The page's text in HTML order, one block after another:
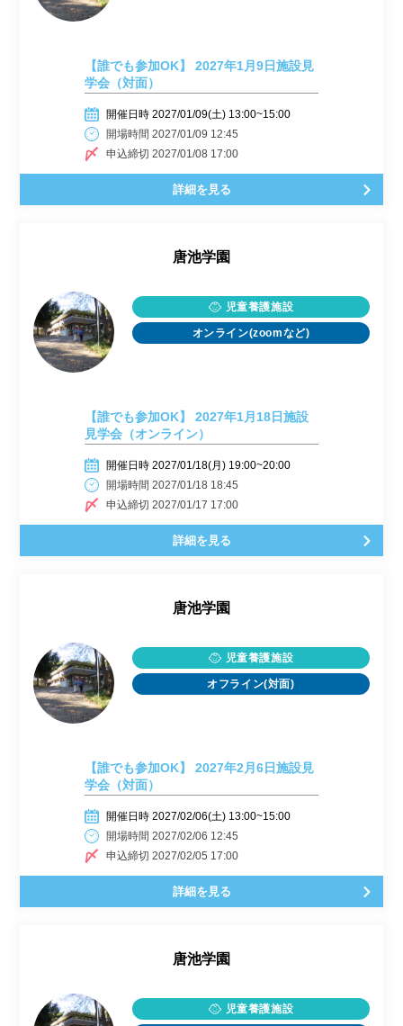
【誰でも参加OK】 2027年1月9日施設見
学会（対面）
開催日時 2027/01/09(土) 13:00~15:00
開場時間 2027/01/09 12:45
申込締切 2027/01/08 17:00
詳細を見る
唐池学園
児童養護施設
オンライン(zoomなど)
【誰でも参加OK】 2027年1月18日施設
見学会（オンライン）
開催日時 2027/01/18(月) 19:00~20:00
開場時間 2027/01/18 18:45
申込締切 2027/01/17 17:00
詳細を見る
唐池学園
児童養護施設
オフライン(対面)
【誰でも参加OK】 2027年2月6日施設見
学会（対面）
開催日時 2027/02/06(土) 13:00~15:00
開場時間 2027/02/06 12:45
申込締切 2027/02/05 17:00
詳細を見る
唐池学園
児童養護施設